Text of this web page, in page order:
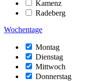
Kamenz
Radeberg
Wochentage
Montag
Dienstag
Mittwoch
Donnerstag